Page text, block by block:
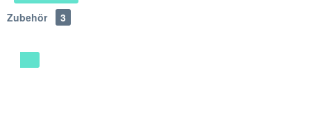
Zubehör
3